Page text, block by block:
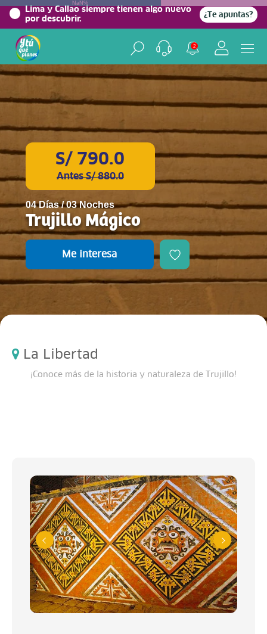
Lima y Callao siempre tienen algo nuevo
por descubrir.
¿Te apuntas?
2
NaN%
S/ 790.0
Antes S/ 880.0
04 Días / 03 Noches
Trujillo Mágico
Me interesa
La Libertad
¡Conoce más de la historia y naturaleza de Trujillo!